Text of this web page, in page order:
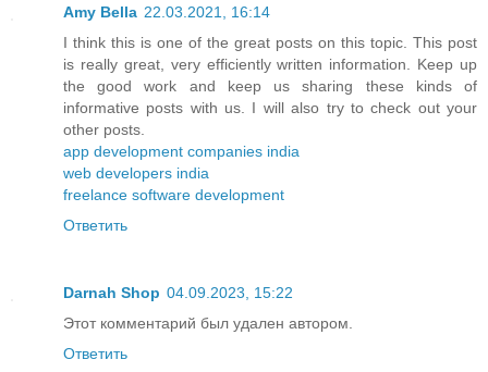
Amy Bella 22.03.2021, 16:14
I think this is one of the great posts on this topic. This post
is really great, very efficiently written information. Keep up
the good work and keep us sharing these kinds of
informative posts with us. I will also try to check out your
other posts.
app development companies india
web developers india
freelance software development
Ответить
Darnah Shop 04.09.2023, 15:22
Этот комментарий был удален автором.
Ответить